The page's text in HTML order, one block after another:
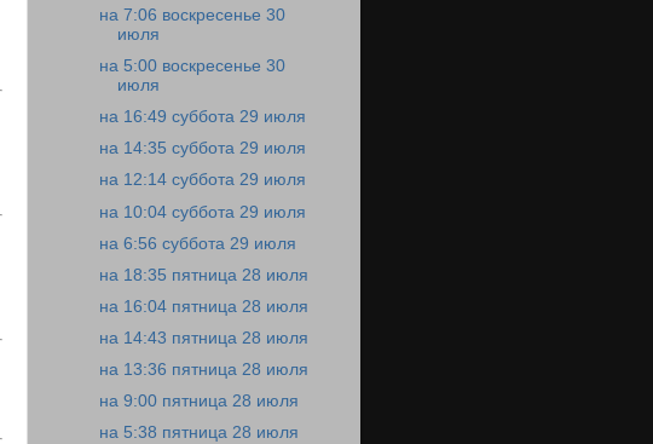
на 7:06 воскресенье 30
июля
на 5:00 воскресенье 30
июля
на 16:49 суббота 29 июля
на 14:35 суббота 29 июля
на 12:14 суббота 29 июля
на 10:04 суббота 29 июля
на 6:56 суббота 29 июля
на 18:35 пятница 28 июля
на 16:04 пятница 28 июля
на 14:43 пятница 28 июля
на 13:36 пятница 28 июля
на 9:00 пятница 28 июля
на 5:38 пятница 28 июля